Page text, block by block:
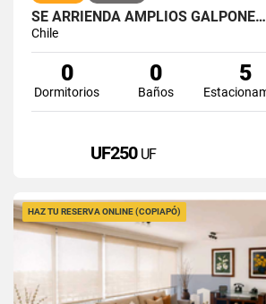
SE ARRIENDA AMPLIOS GALPÓNE…
Chile
0
Dormitorios
0
Baños
5
UF250 UF
HAZ TU RESERVA ONLINE (COPIAPÓ)